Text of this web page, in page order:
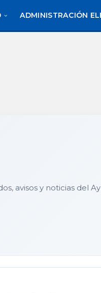
ADMINISTRACIÓN
avisos y noticias del